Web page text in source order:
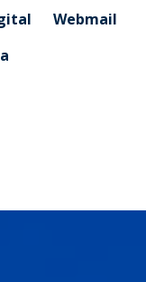
Webmail